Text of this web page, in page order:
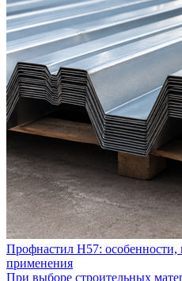
Профнастил Н57:
применения
При выборе строительных